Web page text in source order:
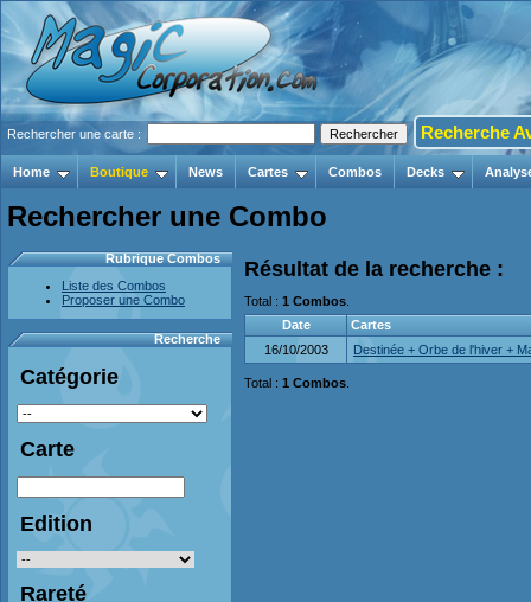
Rechercher une carte : Recherche
Home Boutique News Cartes Combos Decks
Rechercher une Combo
Rubrique Combos
Liste des Combos
Proposer une Combo
Recherche
Catégorie
Carte
Edition
Rareté
Résultat de la recherche :
Total : 1 Combos
Date
Cartes
16/10/2003
Destinée + Orbe de l'hiver +
Total : 1 Combos